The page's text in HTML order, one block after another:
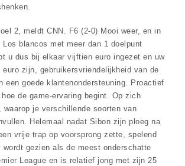
2, meldt CNN. F6 (2-0) Mooi weer, en in
blancos met meer dan 1 doelpunt
u dus bij elkaar vijftien euro ingezet en uw
zijn, gebruikersvriendelijkheid van de
een goede klantenondersteuning. Proactief
de game-ervaring begint. Op zich
waarop je verschillende soorten van
Helemaal nadat Sibon zijn ploeg na
vrije trap op voorsprong zette, spelend
wordt gezien als de meest onderschatte
League en is relatief jong met zijn 25